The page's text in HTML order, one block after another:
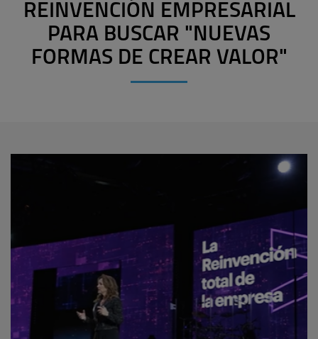
REINVENCIÓN EMPRESARIAL
PARA BUSCAR "NUEVAS
FORMAS DE CREAR VALOR"